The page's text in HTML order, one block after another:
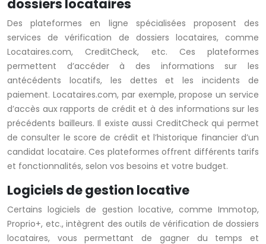
dossiers locataires
Des plateformes en ligne spécialisées proposent des
services de vérification de dossiers locataires, comme
Locataires.com, CreditCheck, etc. Ces plateformes
permettent d’accéder à des informations sur les
antécédents locatifs, les dettes et les incidents de
paiement. Locataires.com, par exemple, propose un service
d’accès aux rapports de crédit et à des informations sur les
précédents bailleurs. Il existe aussi CreditCheck qui permet
de consulter le score de crédit et l’historique financier d’un
candidat locataire. Ces plateformes offrent différents tarifs
et fonctionnalités, selon vos besoins et votre budget.
Logiciels de gestion locative
Certains logiciels de gestion locative, comme Immotop,
Proprio+, etc., intègrent des outils de vérification de dossiers
locataires, vous permettant de gagner du temps et